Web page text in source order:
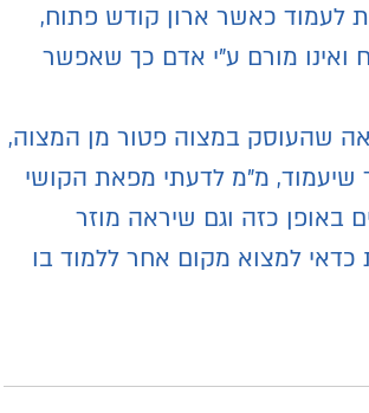
לעמוד כאשר ארון קודש פתוח,
ואינו מורם ע"י אדם כך שאפשר
שהעוסק במצוה פטור מן המצוה,
שיעמוד, מ"מ לדעתי מפאת הקושי
באופן כזה וגם שיראה מוזר
כדאי למצוא מקום אחר ללמוד בו